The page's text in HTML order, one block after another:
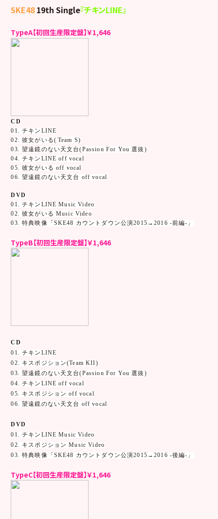
SKE4819th Single『チキンLINE』
TypeA【初回生産限定盤】￥1,646
CD
01. チキンLINE
02. 彼女がいる( Team S)
03. 望遠鏡のない天文台(Passion For You 選抜)
04. チキンLINE off vocal
05. 彼女がいる off vocal
06. 望遠鏡のない天文台 off vocal
DVD
01. チキンLINE Music Video
02. 彼女がいる Music Video
03. 特典映像「SKE48 カウントダウン公演2015→2016 -前編-」
TypeB【初回生産限定盤】￥1,646
CD
01. チキンLINE
02. キスポジション(Team KII)
03. 望遠鏡のない天文台(Passion For You 選抜)
04. チキンLINE off vocal
05. キスポジション off vocal
06. 望遠鏡のない天文台 off vocal
DVD
01. チキンLINE Music Video
02. キスポジション Music Video
03. 特典映像「SKE48 カウントダウン公演2015→2016 -後編-」
TypeC【初回生産限定盤】￥1,646